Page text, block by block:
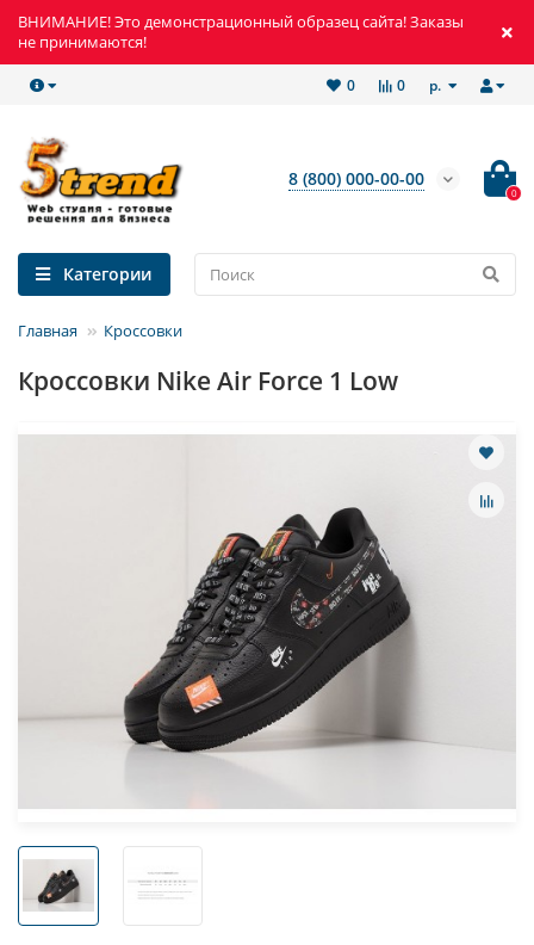
ВНИМАНИЕ! Это демонстрационный образец сайта! Заказы
не принимаются!
р.
0
0
8 (800) 000-00-00
0
Категории
Главная Кроссовки
Кроссовки Nike Air Force 1 Low